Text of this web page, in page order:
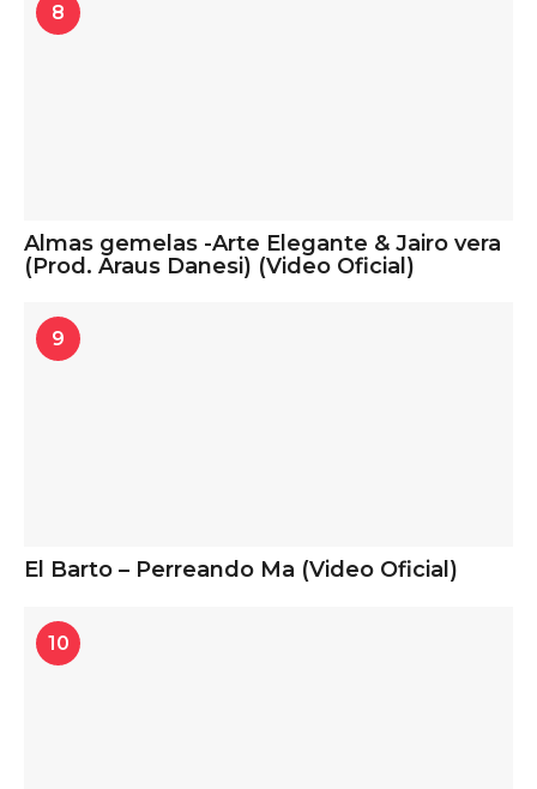
8
Almas gemelas -Arte Elegante & Jairo vera
(Prod. Araus Danesi) (Video Oficial)
9
El Barto – Perreando Ma (Video Oficial)
10